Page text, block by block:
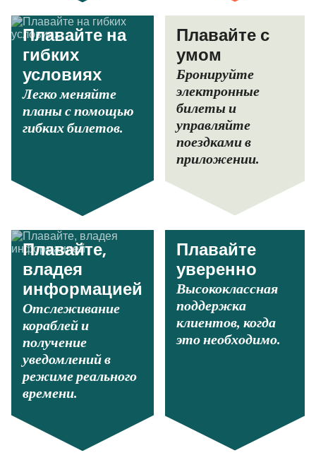
Плавайте на
гибких
условиях
Легко меняйте
планы с помощью
гибких билетов.
Плавайте с
умом
Бронируйте
электронные
билеты и
управляйте
поездками в
приложении.
Плавайте,
владея
информацией
Отслеживание
кораблей и
получение
уведомлений в
режиме реального
времени.
Плавайте
уверенно
Высококлассная
поддержка
клиентов, когда
это необходимо.